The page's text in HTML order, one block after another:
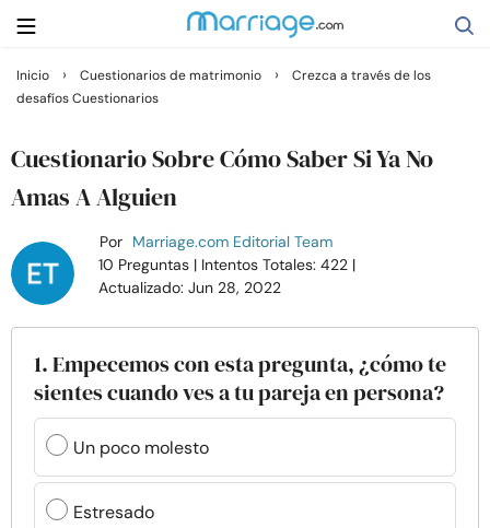
Buscar
Casarse
Relaciones
Familia
Ayuda
Cursos
Recursos
Inicio › Cuestionarios de matrimonio › Crezca a través de los
desafíos Cuestionarios
Cuestionario Sobre Cómo Saber Si Ya No
Amas A Alguien
Por Marriage.com Editorial Team
10 Preguntas | Intentos Totales: 422 |
Actualizado: Jun 28, 2022
1. Empecemos con esta pregunta, ¿cómo te
sientes cuando ves a tu pareja en persona?
Un poco molesto
Estresado